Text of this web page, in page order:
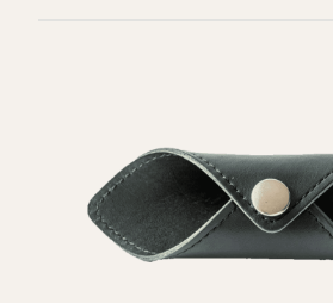
ケア・修理
店舗一覧